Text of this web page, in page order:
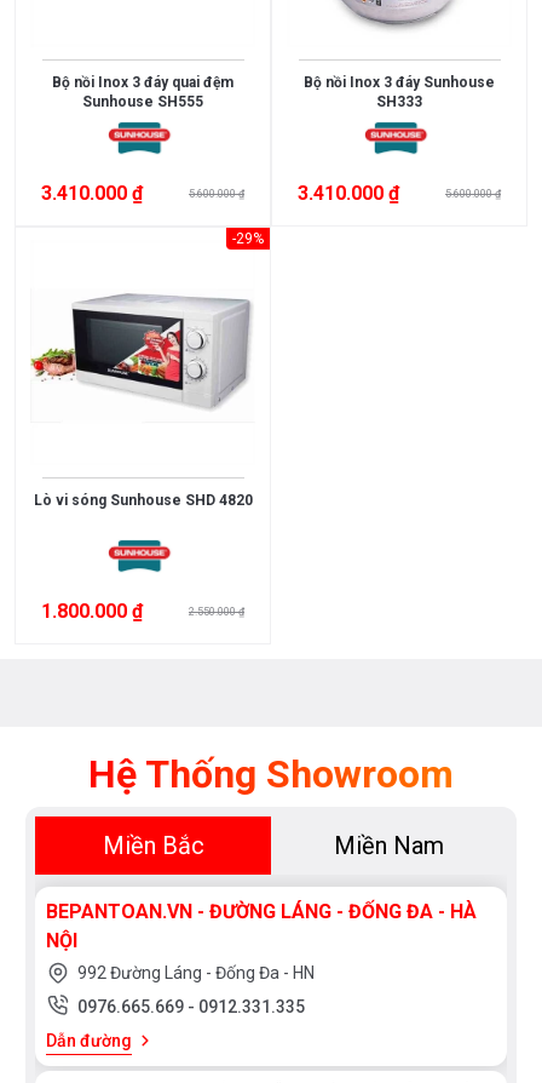
China
Việt
Nam
Crom,
Granite
Đồng
Niken
Inox
mạ
Crom,
Crom
tổng
hợp
Inox
Thép
không
gỉ
Đá
SILGRANIT
PuraDur
Inox
phủ
1
năm
10
năm
3 2
Bộ nồi Inox 3 đáy quai đệm
Sunhouse SH555
3.410.000 ₫ 5.600.000 ₫
Bộ nồi Inox 3 đáy Sunhouse
SH333
3.410.000 ₫ 5.600.000 ₫
-29%
Lò vi sóng Sunhouse SHD 4820
1.800.000 ₫ 2.550.000 ₫
Hệ Thống Showroom
Miền Bắc Miền Nam
BEPANTOAN.VN - ĐƯỜNG LÁNG - ĐỐNG ĐA - HÀ
NỘI
992 Đường Láng - Đống Đa - HN
0976.665.669 - 0912.331.335
Dẫn đường